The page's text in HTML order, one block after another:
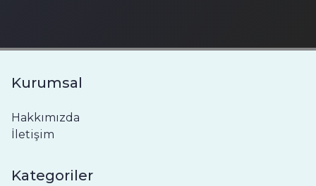
Kurumsal
Hakkımızda
İletişim
Kategoriler